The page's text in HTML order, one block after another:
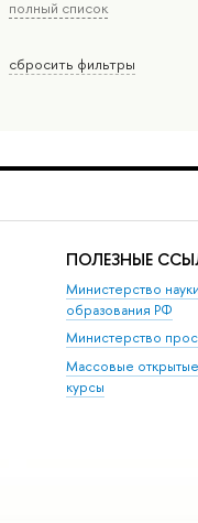
полный список
сбросить фильтры
ПОЛЕЗНЫЕ
Министерство
образования РФ
Министерство
Массовые
курсы